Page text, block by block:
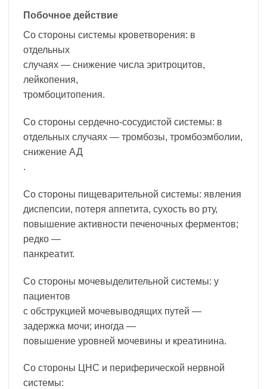
Побочное действие
Со стороны системы кроветворения: в
отдельных
случаях — снижение числа эритроцитов,
лейкопения,
тромбоцитопения.
Со стороны сердечно-сосудистой системы: в
отдельных случаях — тромбозы, тромбоэмболии,
снижение АД
.
Со стороны пищеварительной системы: явления
диспепсии, потеря аппетита, сухость во рту,
повышение активности печеночных ферментов;
редко —
панкреатит.
Со стороны мочевыделительной системы: у
пациентов
с обструкцией мочевыводящих путей —
задержка мочи; иногда —
повышение уровней мочевины и креатинина.
Со стороны ЦНС и периферической нервной
системы: